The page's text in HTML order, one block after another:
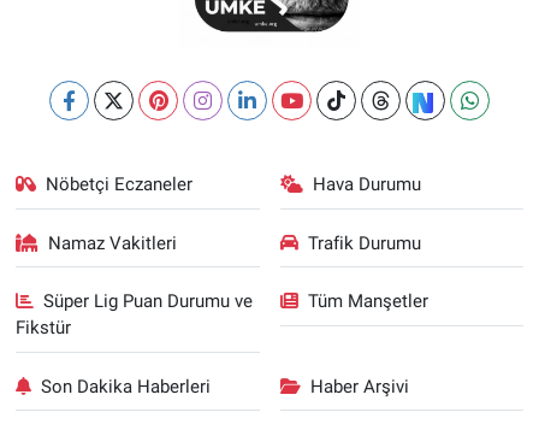
Nöbetçi Eczaneler Hava Durumu
Namaz Vakitleri Trafik Durumu
Süper Lig Puan Durumu ve
Fikstür
Tüm Manşetler
Son Dakika Haberleri Haber Arşivi